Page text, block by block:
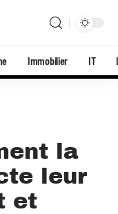
Immobilier IT
la
leur
et